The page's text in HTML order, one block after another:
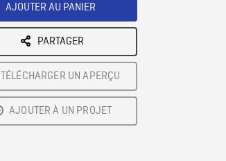
AJOUTER AU PANIER
PARTAGER
TÉLÉCHARGER UN APERÇU
AJOUTER À UN PROJET